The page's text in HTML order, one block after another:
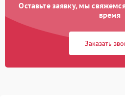
Оставьте заявку, мы
время
Заказать